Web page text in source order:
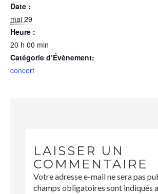
Date :
mai 29
Heure :
20 h 00 min
Catégorie d’Évènement:
concert
LAISSER UN
COMMENTAIRE
Votre adresse e-mail ne sera pas
champs obligatoires sont indiqués